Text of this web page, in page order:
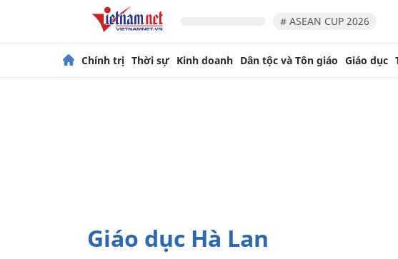
# ASEAN CUP 2026
Chính trị Thời sự Kinh doanh Dân tộc và Tôn giáo Giáo dục
giáo dục Hà Lan